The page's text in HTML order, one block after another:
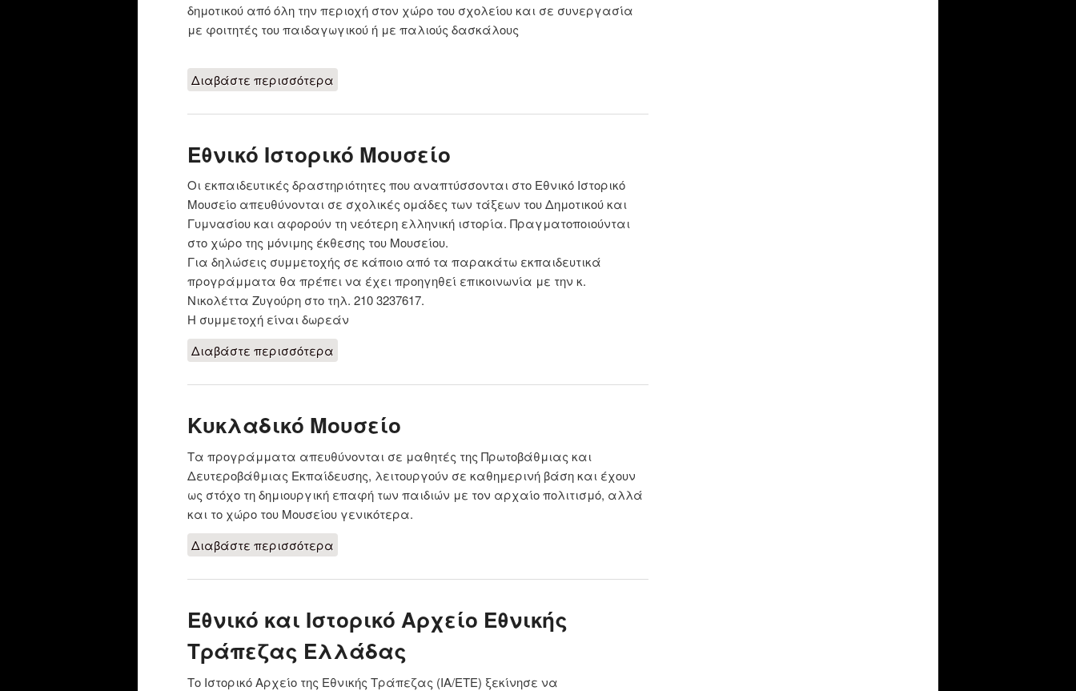
δημοτικού από όλη την περιοχή στον χώρο του σχολείου και σε συνεργασία
με φοιτητές του παιδαγωγικού ή με παλιούς δασκάλους
Διαβάστε περισσότερα
Εθνικό Ιστορικό Μουσείο
Οι εκπαιδευτικές δραστηριότητες που αναπτύσσονται στο Εθνικό Ιστορικό
Μουσείο απευθύνονται σε σχολικές ομάδες των τάξεων του Δημοτικού και
Γυμνασίου και αφορούν τη νεότερη ελληνική ιστορία. Πραγματοποιούνται
στο χώρο της μόνιμης έκθεσης του Μουσείου.
Για δηλώσεις συμμετοχής σε κάποιο από τα παρακάτω εκπαιδευτικά
προγράμματα θα πρέπει να έχει προηγηθεί επικοινωνία με την κ.
Νικολέττα Ζυγούρη στο τηλ. 210 3237617.
Η συμμετοχή είναι δωρεάν
Διαβάστε περισσότερα
Κυκλαδικό Μουσείο
Τα προγράμματα απευθύνονται σε μαθητές της Πρωτοβάθμιας και
Δευτεροβάθμιας Εκπαίδευσης, λειτουργούν σε καθημερινή βάση και έχουν
ως στόχο τη δημιουργική επαφή των παιδιών με τον αρχαίο πολιτισμό, αλλά
και το χώρο του Μουσείου γενικότερα.
Διαβάστε περισσότερα
Εθνικό και Ιστορικό Αρχείο Εθνικής
Τράπεζας Ελλάδας
​​​​Το Ιστορικό Αρχείο της Εθνικής Τράπεζας (ΙΑ/ΕΤΕ) ξεκίνησε να